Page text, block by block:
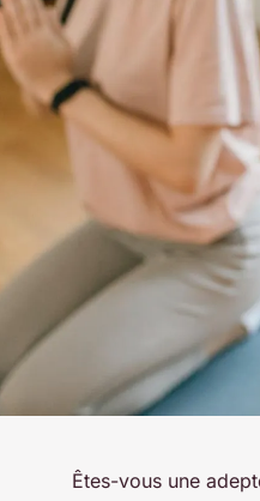
Êtes-vous une